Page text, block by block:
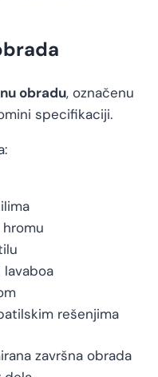
obradu, označenu
specifikaciji.
rešenjima
završna obrada